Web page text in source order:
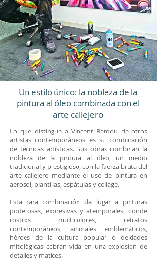
Un estilo único: la nobleza de la
pintura al óleo combinada con el
arte callejero
Lo que distingue a Vincent Bardou de otros
artistas contemporáneos es su combinación
de técnicas artísticas. Sus obras combinan la
nobleza de la pintura al óleo, un medio
tradicional y prestigioso, con la fuerza bruta del
arte callejero mediante el uso de pintura en
aerosol, plantillas, espátulas y collage.
Esta rara combinación da lugar a pinturas
poderosas, expresivas y atemporales, donde
rostros multicolores, retratos
contemporáneos, animales emblemáticos,
héroes de la cultura popular o deidades
mitológicas cobran vida en una explosión de
detalles y matices.